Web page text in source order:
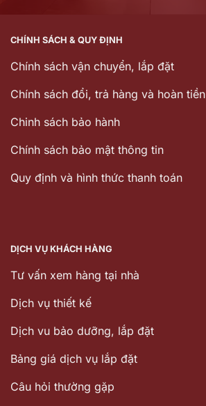
CHÍNH SÁCH & QUY ĐỊNH
Chính sách vận chuyển, lắp đặt
Chính sách đổi, trả hàng và hoàn tiền
Chinh sách bảo hành
Chính sách bảo mật thông tin
Quy định và hình thức thanh toán
DỊCH VỤ KHÁCH HÀNG
Tư vấn xem hàng tại nhà
Dịch vụ thiết kế
Dịch vu bảo dưỡng, lắp đặt
Bảng giá dịch vụ lắp đặt
Câu hỏi thường gặp